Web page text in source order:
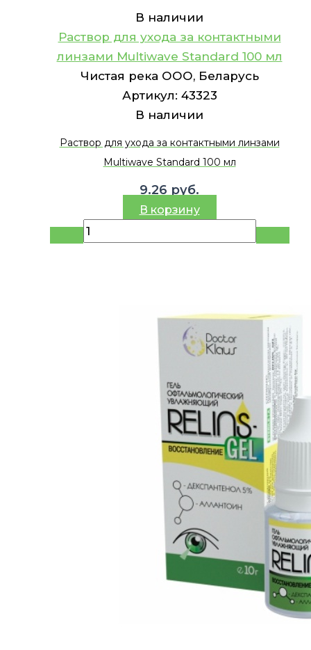
В наличии
Раствор для ухода за контактными
линзами Multiwave Standard 100 мл
Чистая река ООО, Беларусь
Артикул: 43323
В наличии
Раствор для ухода за контактными линзами
Multiwave Standard 100 мл
9.26 руб.
В корзину